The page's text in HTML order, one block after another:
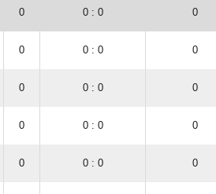
0 0 : 0 0
0 0 : 0 0
0 0 : 0 0
0 0 : 0 0
0 0 : 0 0